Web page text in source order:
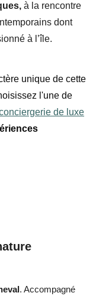
à la rencontre
dont
à l’île.
unique de cette
l'une de
de luxe
. Accompagné